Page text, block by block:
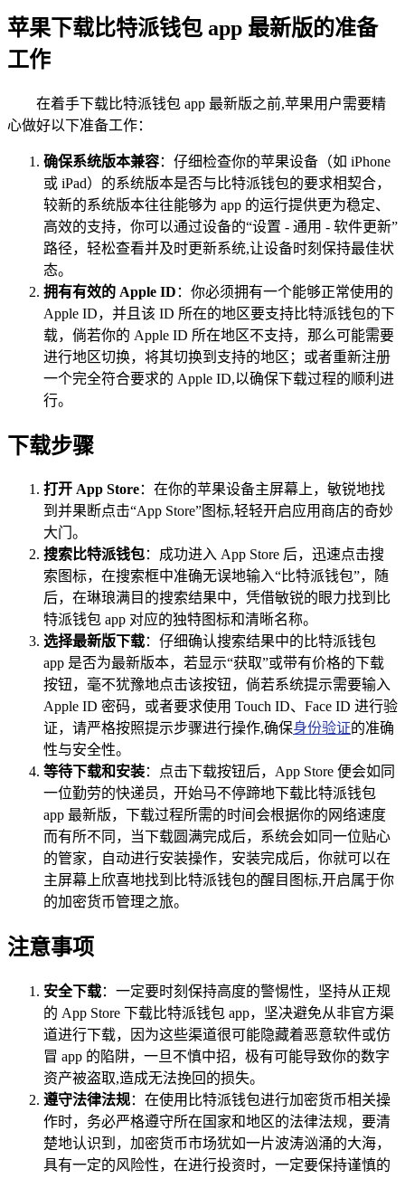
苹果下载比特派钱包 app 最新版的准备
工作
在着手下载比特派钱包 app 最新版之前,苹果用户需要精
心做好以下准备工作：
确保系统版本兼容：仔细检查你的苹果设备（如 iPhone
或 iPad）的系统版本是否与比特派钱包的要求相契合，
较新的系统版本往往能够为 app 的运行提供更为稳定、
高效的支持，你可以通过设备的“设置 - 通用 - 软件更新”
路径，轻松查看并及时更新系统,让设备时刻保持最佳状
态。
拥有有效的 Apple ID ：你必须拥有一个能够正常使用的
Apple ID，并且该 ID 所在的地区要支持比特派钱包的下
载，倘若你的 Apple ID 所在地区不支持，那么可能需要
进行地区切换，将其切换到支持的地区；或者重新注册
一个完全符合要求的 Apple ID,以确保下载过程的顺利进
行。
下载步骤
打开 App Store：在你的苹果设备主屏幕上，敏锐地找
到并果断点击“App Store”图标,轻轻开启应用商店的奇妙
大门。
搜索比特派钱包：成功进入 App Store 后，迅速点击搜
索图标，在搜索框中准确无误地输入“比特派钱包”，随
后，在琳琅满目的搜索结果中，凭借敏锐的眼力找到比
特派钱包 app 对应的独特图标和清晰名称。
选择最新版下载：仔细确认搜索结果中的比特派钱包
app 是否为最新版本，若显示“获取”或带有价格的下载
按钮，毫不犹豫地点击该按钮，倘若系统提示需要输入
Apple ID 密码，或者要求使用 Touch ID、Face ID 进行验
证，请严格按照提示步骤进行操作,确保身份验证的准确
性与安全性。
等待下载和安装：点击下载按钮后，App Store 便会如同
一位勤劳的快递员，开始马不停蹄地下载比特派钱包
app 最新版，下载过程所需的时间会根据你的网络速度
而有所不同，当下载圆满完成后，系统会如同一位贴心
的管家，自动进行安装操作，安装完成后，你就可以在
主屏幕上欣喜地找到比特派钱包的醒目图标,开启属于你
的加密货币管理之旅。
注意事项
安全下载：一定要时刻保持高度的警惕性，坚持从正规
的 App Store 下载比特派钱包 app，坚决避免从非官方渠
道进行下载，因为这些渠道很可能隐藏着恶意软件或仿
冒 app 的陷阱，一旦不慎中招，极有可能导致你的数字
资产被盗取,造成无法挽回的损失。
遵守法律法规：在使用比特派钱包进行加密货币相关操
作时，务必严格遵守所在国家和地区的法律法规，要清
楚地认识到，加密货币市场犹如一片波涛汹涌的大海，
具有一定的风险性，在进行投资时，一定要保持谨慎的